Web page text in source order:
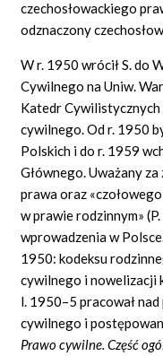
czechosłowackiego
odznaczony
W r. 1950 wrócił S. do
Cywilnego na Uniw.
Katedr Cywilistycznych
cywilnego. Od r. 1950
Polskich i do r. 1959
Głównego. Uważany
prawa oraz
w prawie rodzinnym»
wprowadzenia w
1950: kodeksu
cywilnego i nowelizacji
l. 1950–5 pracował
cywilnego i
Prawo cywilne. Częśćogó